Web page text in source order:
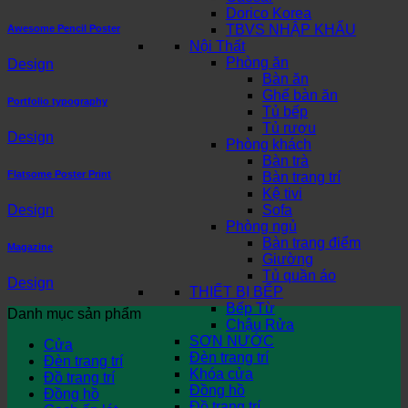
Dorico Korea
TBVS NHẬP KHẨU
Nội Thất
Phòng ăn
Bàn ăn
Ghế bàn ăn
Tủ bếp
Tủ rượu
Phòng khách
Bàn trà
Bàn trang trí
Kệ tivi
Sofa
Phòng ngủ
Bàn trang điểm
Giường
Tủ quần áo
THIẾT BỊ BẾP
Bếp Từ
Chậu Rửa
SƠN NƯỚC
Đèn trang trí
Khóa cửa
Đồng hồ
Awesome Pencil Poster
Design
Portfolio typography
Design
Flatsome Poster Print
Design
Magazine
Design
Danh mục sản phẩm
Cửa
Đèn trang trí
Đồ trang trí
Đồng hồ